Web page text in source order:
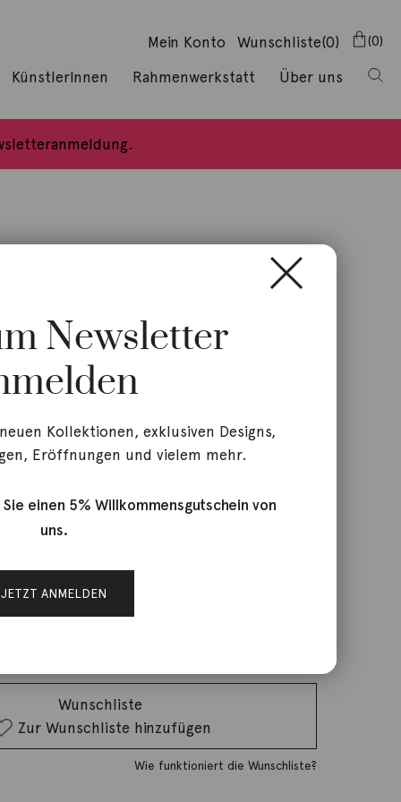
Mein Konto (0)
Wunschliste 0
KünstlerInnen Rahmenwerkstatt Über uns
90cm 18K Gelbgold
Wunschliste
Zur Wunschliste hinzufügen
Wie funktioniert die Wunschliste?
Newsletter
Kollektionen, exklusiven Designs,
Eröffnungen und vielem mehr.
einen 5% Willkommensgutschein von
uns.
JETZT ANMELDEN